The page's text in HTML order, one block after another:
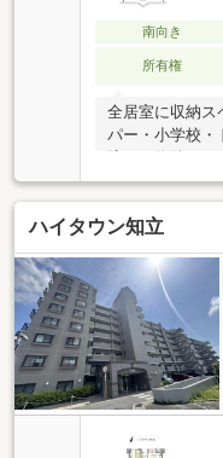
南向き
所有権
全居室に収納ス
パー・小学校・
境。－物件の
本線「牛田」
は一体利用も可
チン・浴室乾燥
内リフォーム履
台、トイレ、
グ、全室クロ
歩5分(約350m)
500m)・V・
ハイタウン知立